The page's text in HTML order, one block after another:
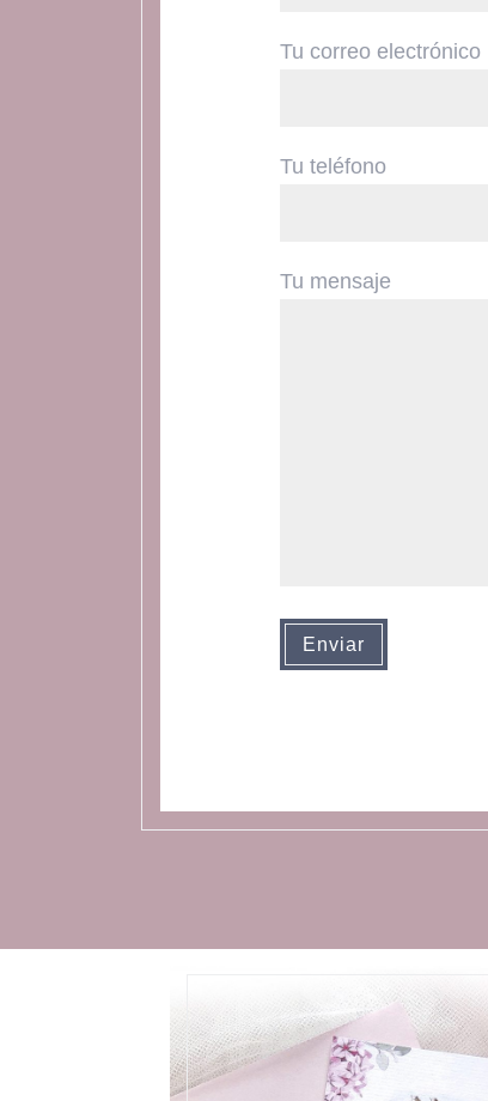
Tu correo electrónico
Tu teléfono
Tu mensaje
Enviar